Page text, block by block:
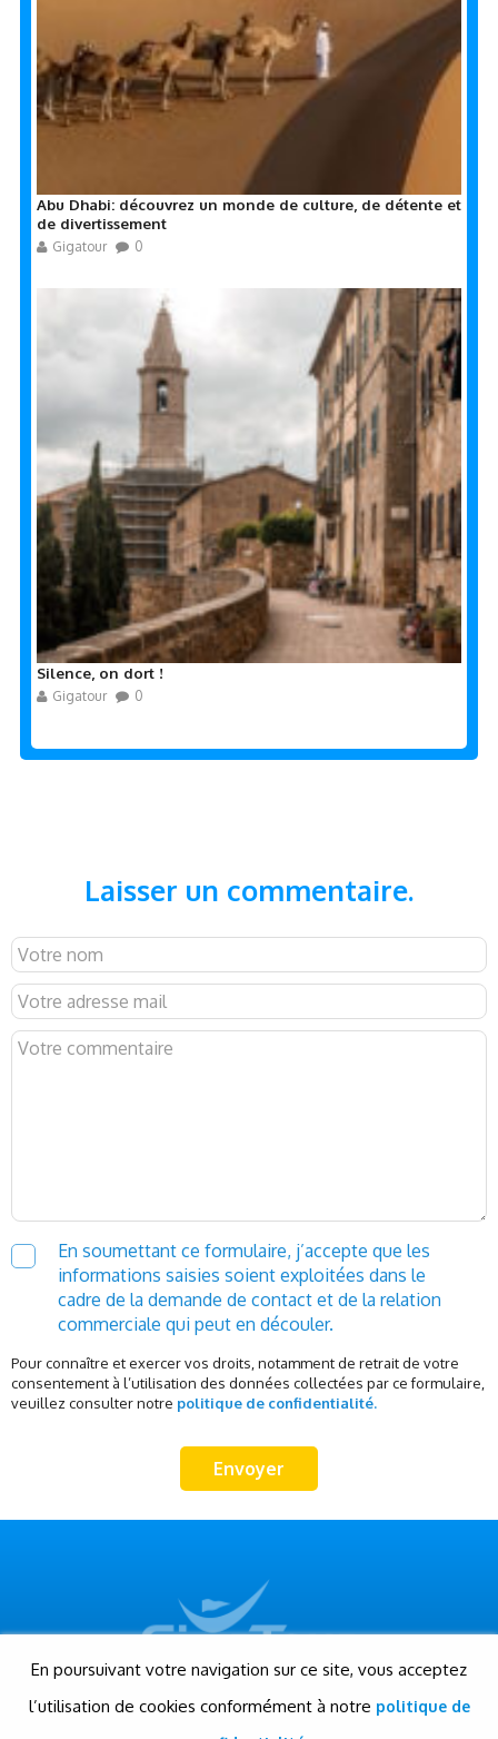
Abu Dhabi: découvrez un monde de culture, de détente et
de divertissement
Gigatour 0
Silence, on dort !
Gigatour 0
Laisser un commentaire.
En soumettant ce formulaire, j’accepte que les
informations saisies soient exploitées dans le
cadre de la demande de contact et de la relation
commerciale qui peut en découler.
Pour connaître et exercer vos droits, notamment de retrait de votre
consentement à l’utilisation des données collectées par ce formulaire,
veuillez consulter notre politique de confidentialité.
© Gigatour - Tous droits réservés
En poursuivant votre navigation sur ce site, vous acceptez
l’utilisation de cookies conformément à notre politique de